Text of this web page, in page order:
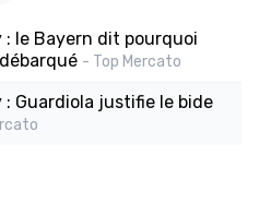
le Bayern dit pourquoi
- Top Mercato
Guardiola justifie le bide